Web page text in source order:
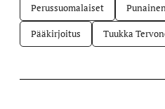
Perussuomalaiset
Pääkirjoitus Tuukka